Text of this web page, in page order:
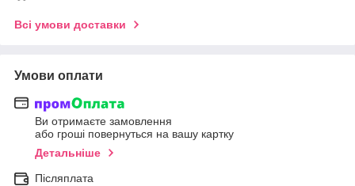
Всі умови доставки
Умови оплати
Ви отримаєте замовлення
або гроші повернуться на вашу картку
Детальніше
Післяплата